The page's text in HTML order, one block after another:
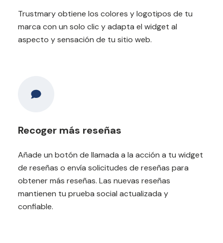
Trustmary obtiene los colores y logotipos de tu
marca con un solo clic y adapta el widget al
aspecto y sensación de tu sitio web.
Recoger más reseñas
Añade un botón de llamada a la acción a tu widget
de reseñas o envía solicitudes de reseñas para
obtener más reseñas. Las nuevas reseñas
mantienen tu prueba social actualizada y
confiable.